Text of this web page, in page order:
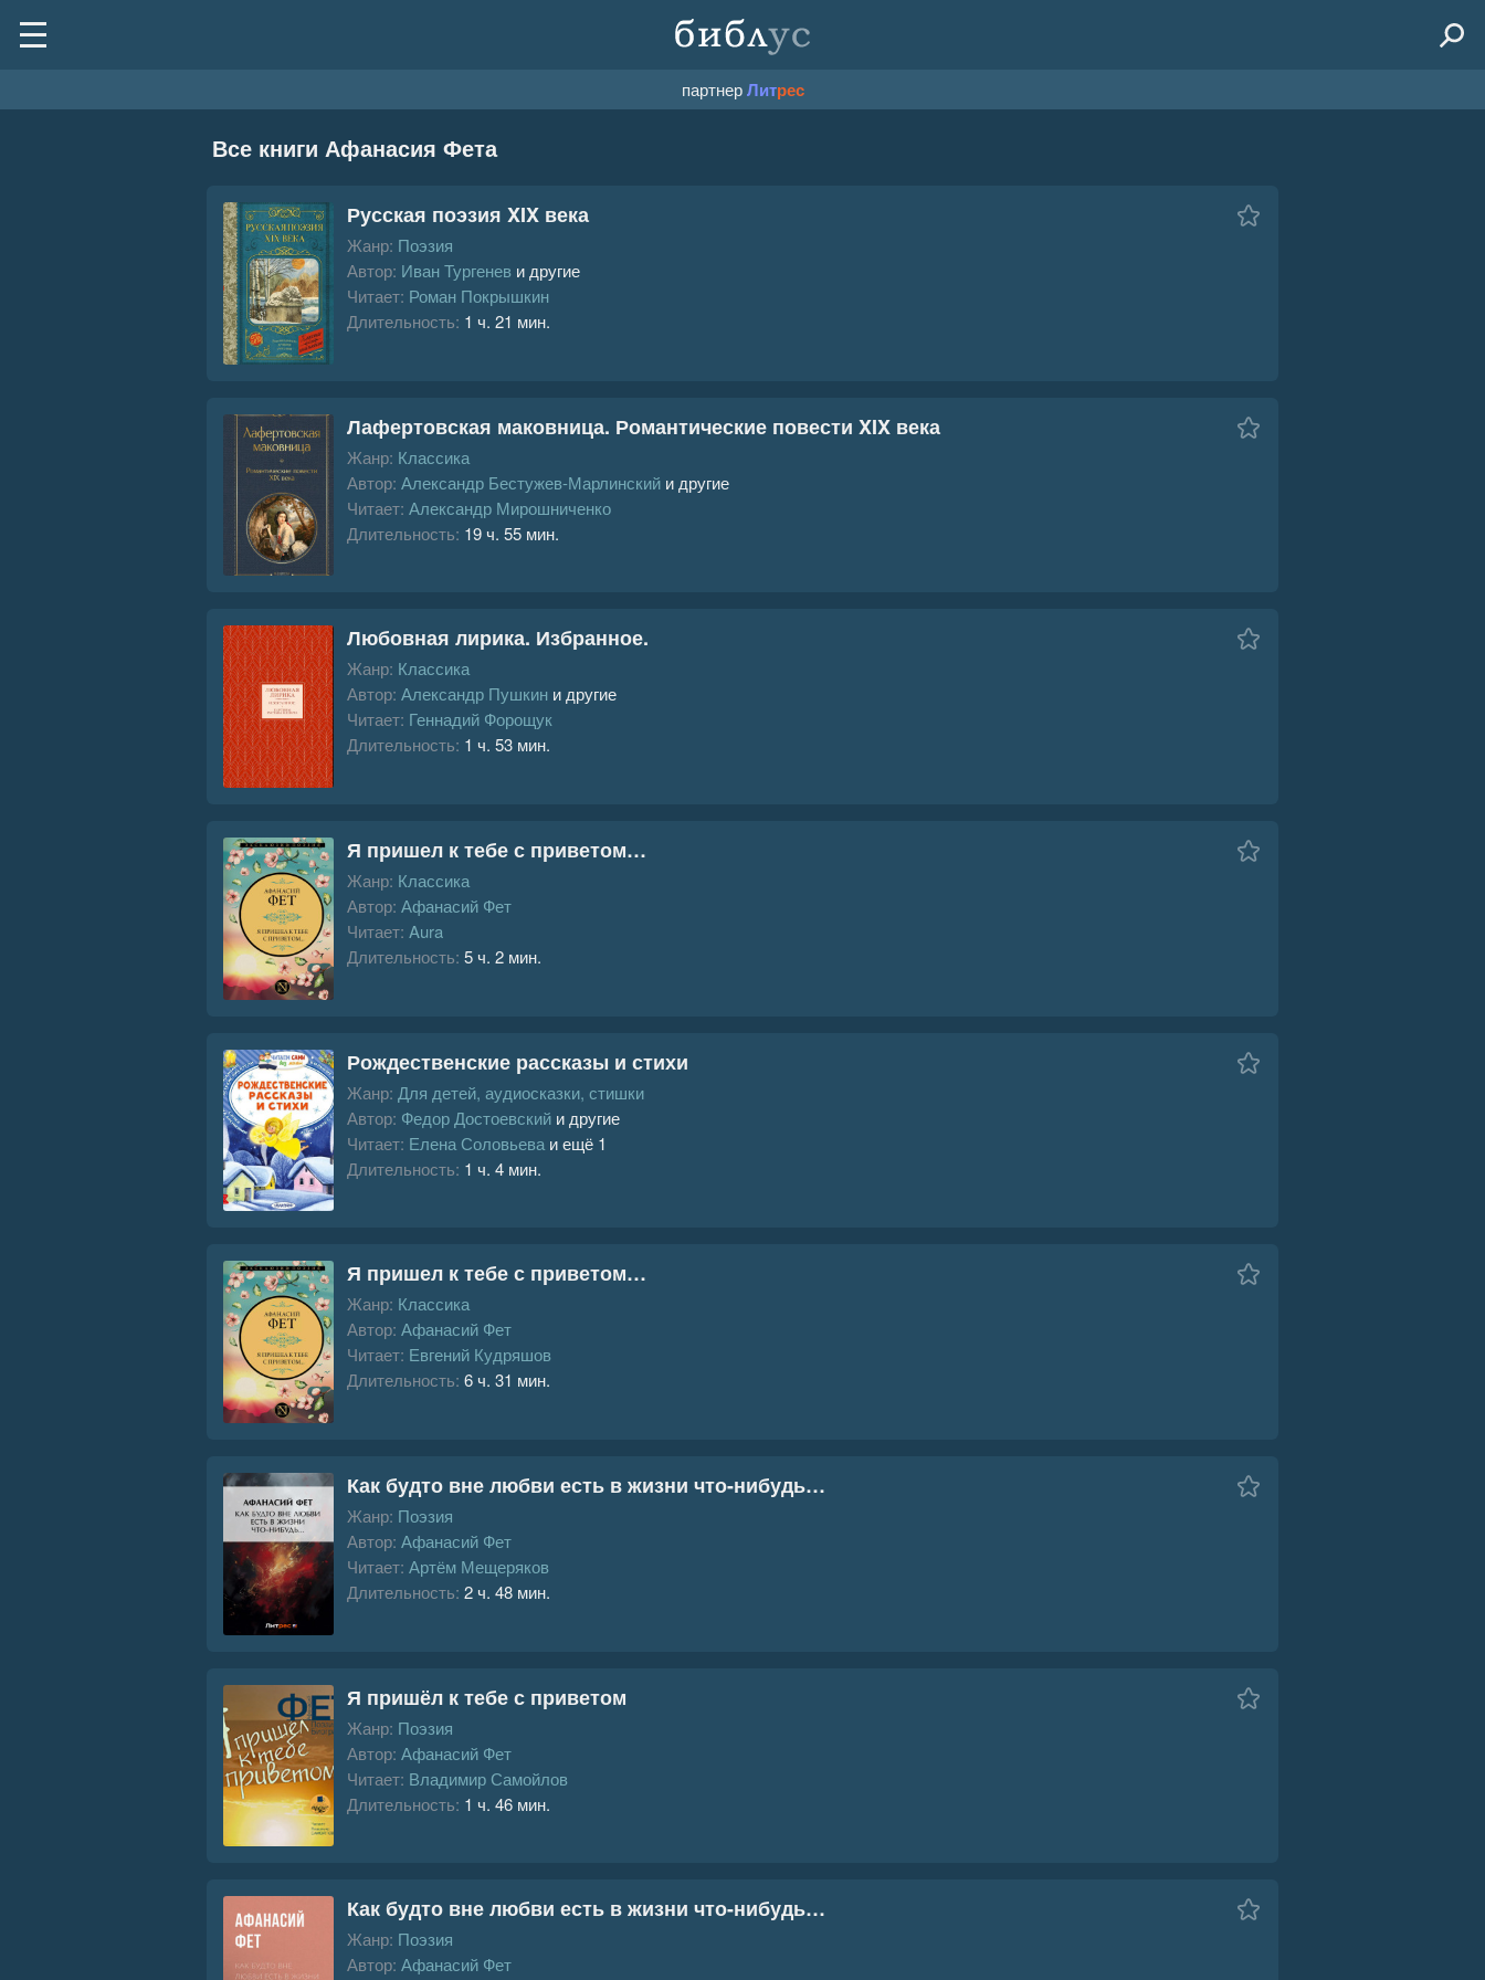
партнерЛитрес
Все книги Афанасия Фета
Русская поэзия XIX века
Жанр: Поэзия
Автор: Иван Тургенев и другие
Читает: Роман Покрышкин
Длительность: 1 ч. 21 мин.
Лафертовская маковница. Романтические повести XIX века
Жанр: Классика
Автор: Александр Бестужев-Марлинский и другие
Читает: Александр Мирошниченко
Длительность: 19 ч. 55 мин.
Любовная лирика. Избранное.
Жанр: Классика
Автор: Александр Пушкин и другие
Читает: Геннадий Форощук
Длительность: 1 ч. 53 мин.
Я пришел к тебе с приветом…
Жанр: Классика
Автор: Афанасий Фет
Читает: Aura
Длительность: 5 ч. 2 мин.
Рождественские рассказы и стихи
Жанр: Для детей, аудиосказки, стишки
Автор: Федор Достоевский и другие
Читает: Елена Соловьева и ещё 1
Длительность: 1 ч. 4 мин.
Я пришел к тебе с приветом…
Жанр: Классика
Автор: Афанасий Фет
Читает: Евгений Кудряшов
Длительность: 6 ч. 31 мин.
Как будто вне любви есть в жизни что-нибудь…
Жанр: Поэзия
Автор: Афанасий Фет
Читает: Артём Мещеряков
Длительность: 2 ч. 48 мин.
Я пришёл к тебе с приветом
Жанр: Поэзия
Автор: Афанасий Фет
Читает: Владимир Самойлов
Длительность: 1 ч. 46 мин.
Как будто вне любви есть в жизни что-нибудь…
Жанр: Поэзия
Автор: Афанасий Фет